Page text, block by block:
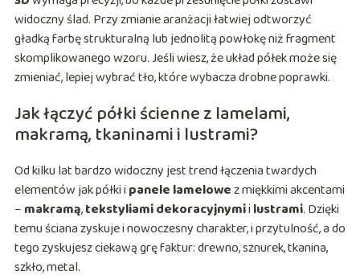
widoczny ślad. Przy zmianie aranżacji łatwiej odtworzyć
gładką farbę strukturalną lub jednolitą powłokę niż fragment
skomplikowanego wzoru. Jeśli wiesz, że układ półek może się
zmieniać, lepiej wybrać tło, które wybacza drobne poprawki.
Jak łączyć półki ścienne z lamelami,
makramą, tkaninami i lustrami?
Od kilku lat bardzo widoczny jest trend łączenia twardych
elementów jak półki i panele lamelowez miękkimi akcentami
– makramą,tekstyliami dekoracyjnymii lustrami. Dzięki
temu ściana zyskuje i nowoczesny charakter, i przytulność, a do
tego zyskujesz ciekawą grę faktur: drewno, sznurek, tkanina,
szkło, metal.